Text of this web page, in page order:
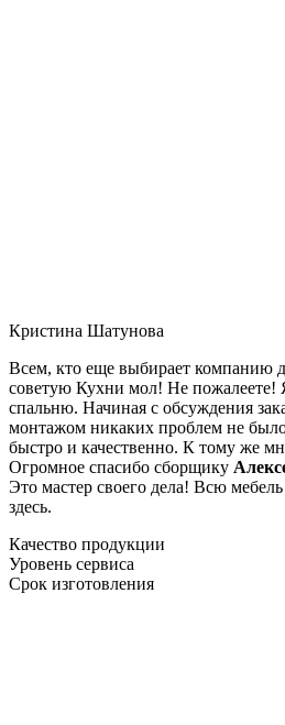
Кристина Шатунова
Всем, кто еще выбирает компанию
советую Кухни мол! Не пожалеете!
спальню. Начиная с обсуждения
монтажом никаких проблем не
быстро и качественно. К тому же
Огромное спасибо сборщику
Это мастер своего дела! Всю мебель
здесь.
Качество продукции
Уровень сервиса
Срок изготовления